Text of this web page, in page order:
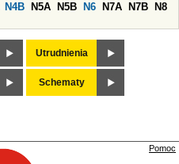
N4B N5A N5B N6 N7A N7B
N8
Utrudnienia
Schematy
Pomoc